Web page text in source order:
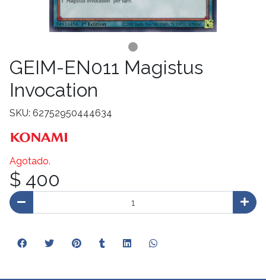
GEIM-EN011 Magistus
Invocation
SKU: 62752950444634
Agotado.
$ 400